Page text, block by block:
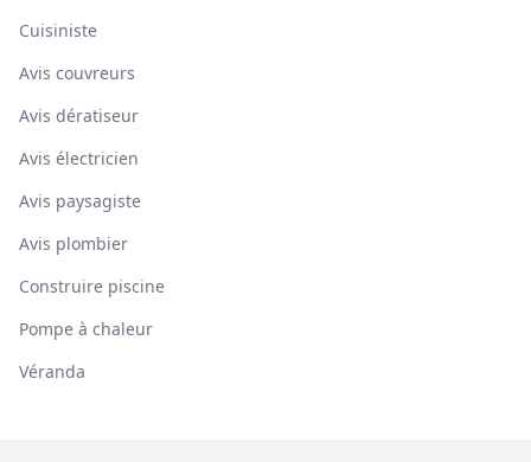
Cuisiniste
Avis couvreurs
Avis dératiseur
Avis électricien
Avis paysagiste
Avis plombier
Construire piscine
Pompe à chaleur
Véranda